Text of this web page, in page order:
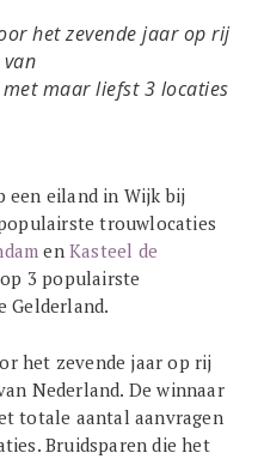
het zevende jaar op rij
maar liefst 3 locaties
een eiland in Wijk bij
trouwlocaties
enKasteel de
3 populairste
Gelderland.
het zevende jaar op rij
Nederland. De winnaar
totale aantal aanvragen
Bruidsparen die het